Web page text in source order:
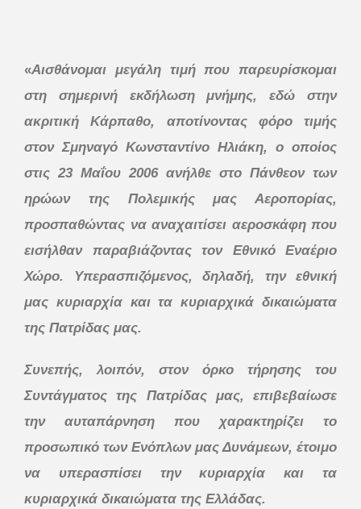
«Αισθάνομαι μεγάλη τιμή που παρευρίσκομαι
στη σημερινή εκδήλωση μνήμης, εδώ στην
ακριτική Κάρπαθο, αποτίνοντας φόρο τιμής
στον Σμηναγό Κωνσταντίνο Ηλιάκη, ο οποίος
στις 23 Μαΐου 2006 ανήλθε στο Πάνθεον των
ηρώων της Πολεμικής μας Αεροπορίας,
προσπαθώντας να αναχαιτίσει αεροσκάφη που
εισήλθαν παραβιάζοντας τον Εθνικό Εναέριο
Χώρο. Υπερασπιζόμενος, δηλαδή, την εθνική
μας κυριαρχία και τα κυριαρχικά δικαιώματα
της Πατρίδας μας.
Συνεπής, λοιπόν, στον όρκο τήρησης του
Συντάγματος της Πατρίδας μας, επιβεβαίωσε
την αυταπάρνηση που χαρακτηρίζει το
προσωπικό των Ενόπλων μας Δυνάμεων, έτοιμο
να υπερασπίσει την κυριαρχία και τα
κυριαρχικά δικαιώματα της Ελλάδας.